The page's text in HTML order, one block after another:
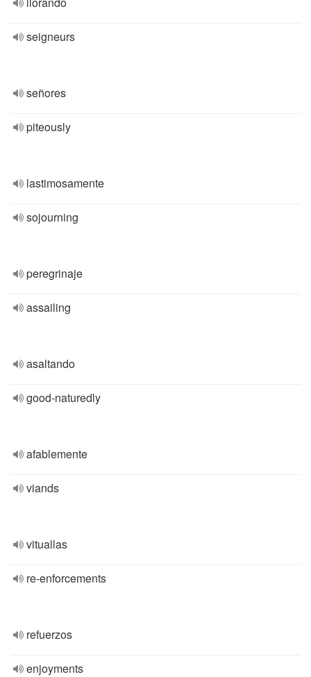
seigneurs
señores
piteously
lastimosamente
sojourning
peregrinaje
assailing
asaltando
good-naturedly
afablemente
viands
vituallas
re-enforcements
refuerzos
enjoyments